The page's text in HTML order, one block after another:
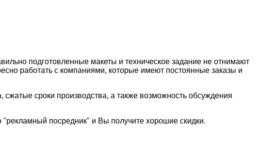
подготовленные макеты и техническое задание не отнимают
работать с компаниями, которые имеют постоянные заказы и
сроки производства, а также возможность обсуждения
посредник" и Вы получите хорошие скидки.